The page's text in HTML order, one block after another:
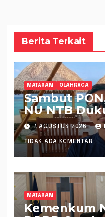
Berita Terkait
MATARAM OLAHRAGA
Sambut
NU NTB
Pimpin KONI
7 AGUSTUS 2026
TIDAK ADA KOMENTAR
MATARAM
Kemenkum